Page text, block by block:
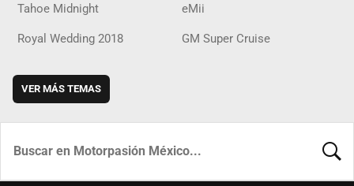
Tahoe Midnight eMii
Royal Wedding 2018 GM Super Cruise
VER MÁS TEMAS